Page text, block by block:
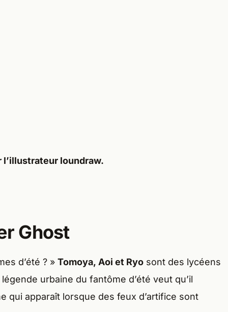
l’illustrateur loundraw.
Ghost
d’été ? » Tomoya, Aoi et Ryo sont des lycéens
urbaine du fantôme d’été veut qu’il
qui apparaît lorsque des feux d’artifice sont